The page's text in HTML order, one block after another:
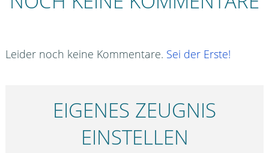
Leider noch keine Kommentare. Sei der Erste!
EIGENES ZEUGNIS
EINSTELLEN